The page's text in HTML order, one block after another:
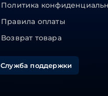
Политика
Правила оплаты
Возврат товара
Служба поддержки